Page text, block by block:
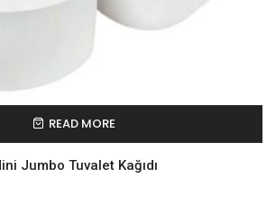
READ MORE
Jumbo Tuvalet Kağıdı